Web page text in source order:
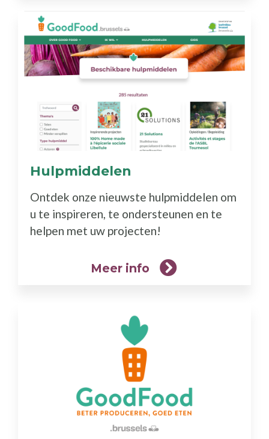
Hulpmiddelen
Ontdek onze nieuwste hulpmiddelen om
u te inspireren, te ondersteunen en te
helpen met uw projecten!
Meer info